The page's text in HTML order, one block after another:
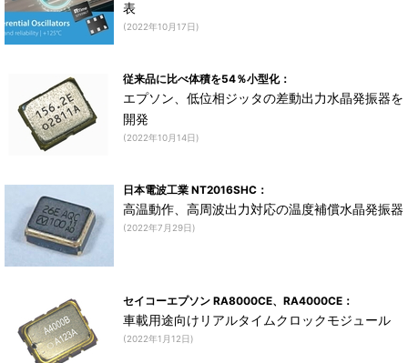
表
(2022年10月17日)
従来品に比べ体積を54％小型化：
エプソン、低位相ジッタの差動出力水晶発振器を
開発
(2022年10月14日)
日本電波工業 NT2016SHC：
高温動作、高周波出力対応の温度補償水晶発振器
(2022年7月29日)
セイコーエプソン RA8000CE、RA4000CE：
車載用途向けリアルタイムクロックモジュール
(2022年1月12日)